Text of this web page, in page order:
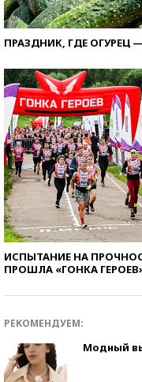
ПРАЗДНИК, ГДЕ ОГУРЕЦ
ИСПЫТАНИЕ НА
ПРОШЛА «ГОНКА
РЕКОМЕНДУЕМ:
Модный